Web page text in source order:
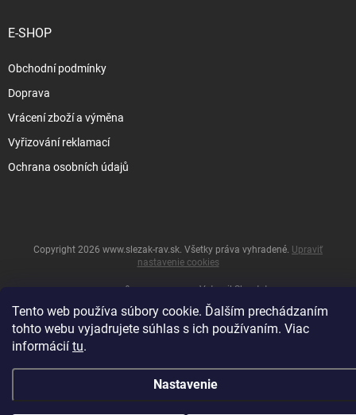
Tento web používa súbory cookie. Ďalším prechádzaním
tohto webu vyjadrujete súhlas s ich používaním. Viac
informácií tu.
Nastavenie
E-SHOP
Obchodní podmínky
Doprava
Vrácení zboží a výměna
Vyřizování reklamací
Ochrana osobních údajů
& Vytvoril Shoptet
Copyright 2026 www.slezak-rav.sk. Všetky práva vyhradené. Upraviť
nastavenie cookies